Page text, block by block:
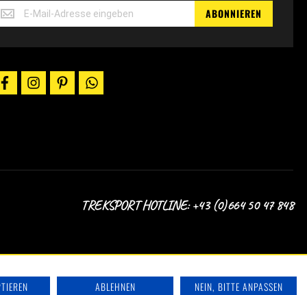
ABONNIEREN
facebookinstagrampinterestwhatsapp
TREKSPORT HOTLINE: +43 (0)664 50 47 848
ABLEHNEN NEIN, BITTE ANPASSEN